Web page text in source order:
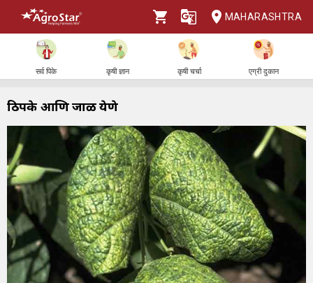
MAHARASHTRA
सर्व पिके कृषी ज्ञान कृषी चर्चा एग्री दुकान
ठिपके आणि जाळी येणे